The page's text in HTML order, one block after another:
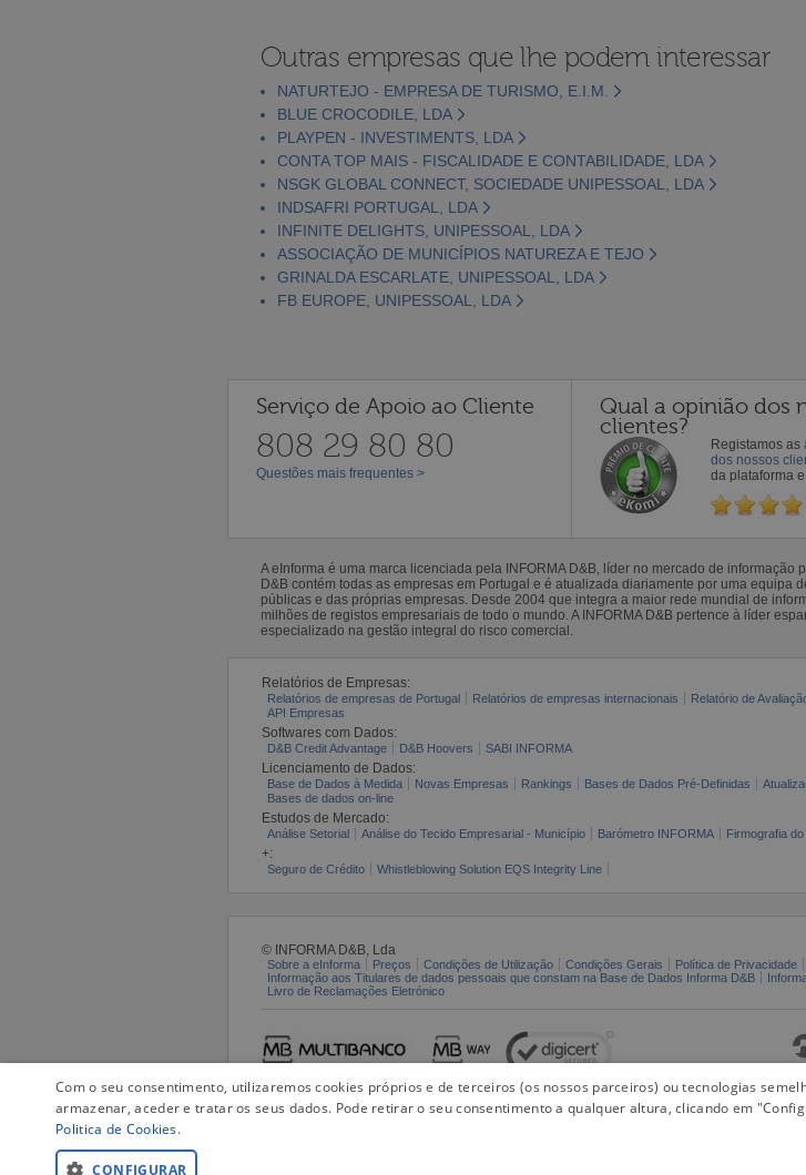
Outras empresas que lhe podem interessar
NATURTEJO - EMPRESA DE TURISMO, E.I.M.
BLUE CROCODILE, LDA
PLAYPEN - INVESTIMENTS, LDA
CONTA TOP MAIS - FISCALIDADE E CONTABILIDADE, LDA
NSGK GLOBAL CONNECT, SOCIEDADE UNIPESSOAL, LDA
INDSAFRI PORTUGAL, LDA
INFINITE DELIGHTS, UNIPESSOAL, LDA
ASSOCIAÇÃO DE MUNICÍPIOS NATUREZA E TEJO
GRINALDA ESCARLATE, UNIPESSOAL, LDA
FB EUROPE, UNIPESSOAL, LDA
Serviço de Apoio ao Cliente
808 29 80 80
Questões mais frequentes >
Qual a opinião dos
clientes?
Registamos as
dos nossos
da plataforma
A eInforma é uma marca licenciada pela INFORMA D&B, líder no mercado de
D&B contém todas as empresas em Portugal e é atualizada diariamente por uma equipa
públicas e das próprias empresas. Desde 2004 que integra a maior rede mundial de
milhões de registos empresariais de todo o mundo. A INFORMA D&B pertence à líder
especializado na gestão integral do risco comercial.
Relatórios de Empresas:
Relatórios de empresas de Portugal Relatórios de empresas internacionais Relatório de
API Empresas
Softwares com Dados:
D&B Credit Advantage D&B Hoovers SABI INFORMA
Licenciamento de Dados:
Base de Dados à Medida Novas Empresas Rankings Bases de Dados Pré-Definidas
Bases de dados on-line
Estudos de Mercado:
Análise Setorial Análise do Tecido Empresarial - Município Barómetro INFORMA Firmografia
+:
Seguro de Crédito Whistleblowing Solution EQS Integrity Line
© INFORMA D&B, Lda
Sobre a eInforma Preços Condições de Utilização Condições Gerais Política de Privacidade
Informação aos Titulares de dados pessoais que constam na Base de Dados Informa D&B
Livro de Reclamações Eletrónico
Com o seu consentimento, utilizaremos cookies próprios e de terceiros (os nossos parceiros) ou tecnologias
armazenar, aceder e tratar os seus dados. Pode retirar o seu consentimento a qualquer altura, clicando em
Politica de Cookies.
CONFIGURAR